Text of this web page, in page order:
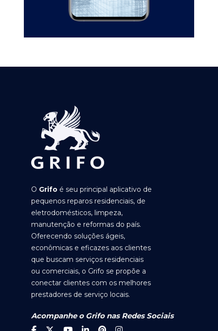
O Grifo é seu principal aplicativo de
pequenos reparos residenciais, de
eletrodomésticos, limpeza,
manutenção e reformas do país.
Oferecendo soluções ágeis,
econômicas e eficazes aos clientes
que buscam serviços residenciais
ou comerciais, o Grifo se propõe a
conectar clientes com os melhores
prestadores de serviço locais.
Acompanhe o Grifo nas Redes Sociais